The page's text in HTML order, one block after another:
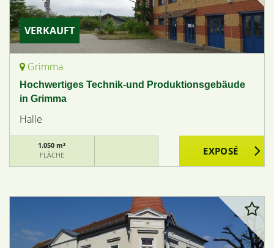
VERKAUFT
Grimma
Hochwertiges Technik-und Produktionsgebäude
in Grimma
Halle
1.050 m²
FLÄCHE